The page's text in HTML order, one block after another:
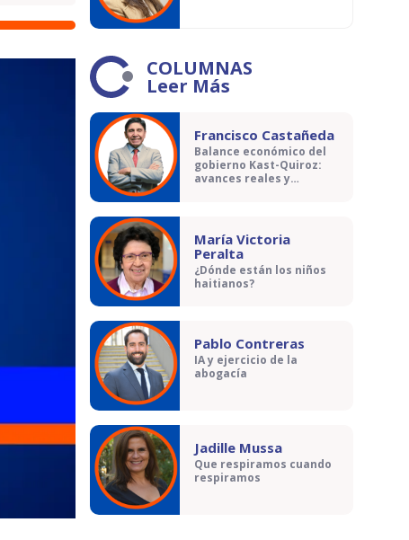
COLUMNAS
Leer Más
Francisco Castañeda
Balance económico del
gobierno Kast-Quiroz:
avances reales y
María Victoria
Peralta
¿Dónde están los niños
haitianos?
Pablo Contreras
IA y ejercicio de la
abogacía
Jadille Mussa
Que respiramos cuando
respiramos